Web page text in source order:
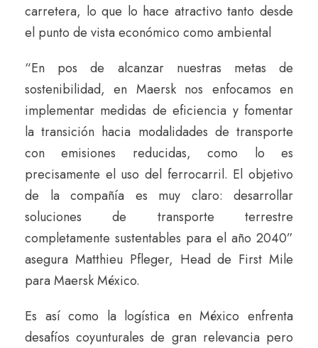
carretera, lo que lo hace atractivo tanto desde
el punto de vista económico como ambiental
“En pos de alcanzar nuestras metas de
sostenibilidad, en Maersk nos enfocamos en
implementar medidas de eficiencia y fomentar
la transición hacia modalidades de transporte
con emisiones reducidas, como lo es
precisamente el uso del ferrocarril. El objetivo
de la compañía es muy claro: desarrollar
soluciones de transporte terrestre
completamente sustentables para el año 2040”
asegura Matthieu Pfleger, Head de First Mile
para Maersk México.
Es así como la logística en México enfrenta
desafíos coyunturales de gran relevancia pero